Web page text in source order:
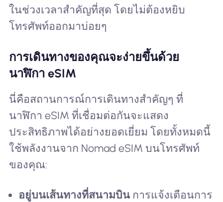
ในช่วงเวลาสำคัญที่สุด โดยไม่ต้องหยิบ
โทรศัพท์ออกมาบ่อยๆ
การเดินทางของคุณจะง่ายขึ้นด้วย
นาฬิกา eSIM
นี่คือสถานการณ์การเดินทางสำคัญๆ ที่
นาฬิกา eSIM ที่เชื่อมต่อกันจะแสดง
ประสิทธิภาพได้อย่างยอดเยี่ยม โดยทั้งหมดนี้
ใช้พลังงานจาก Nomad eSIM บนโทรศัพท์
ของคุณ:
อยู่บนเส้นทางที่สนามบิน การแจ้งเตือนการ